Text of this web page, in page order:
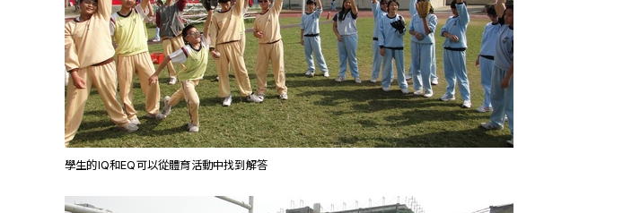
學生的IQ和EQ可以從體育活動中找到解答